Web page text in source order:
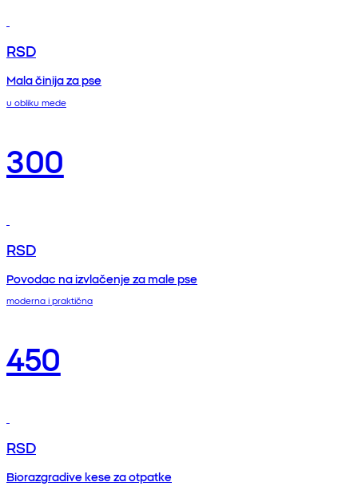
RSD
Mala činija za pse
u obliku mede
300
RSD
Povodac na izvlačenje za male pse
moderna i praktična
450
RSD
Biorazgradive kese za otpatke